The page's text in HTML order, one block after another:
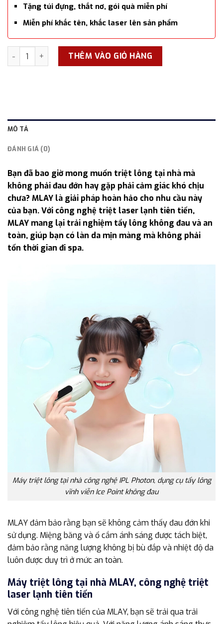
Tặng túi đựng, thắt nơ, gói quà miễn phí
Miễn phí khắc tên, khắc laser lên sản phẩm
Máy triệt lông tại nhà MLAY, công nghệ triệt laser lạnh
THÊM VÀO GIỎ HÀNG
MÔ TẢ
ĐÁNH GIÁ (0)
Bạn đã bao giờ mong muốn triệt lông tại nhà mà
không phải đau đớn hay gặp phải cảm giác khó chịu
chưa? MLAY là giải pháp hoàn hảo cho nhu cầu này
của bạn. Với công nghệ triệt laser lạnh tiên tiến,
MLAY mang lại trải nghiệm tẩy lông không đau và an
toàn, giúp bạn có làn da mịn màng mà không phải
tốn thời gian đi spa.
Máy triệt lông tại nhà công nghệ IPL Photon, dụng cụ tẩy lông
vĩnh viễn Ice Point không đau
MLAY đảm bảo rằng bạn sẽ không cảm thấy đau đớn khi
sử dụng. Miệng băng và ổ cắm ánh sáng được tách biệt,
đảm bảo rằng năng lượng không bị bù đắp và nhiệt độ da
luôn được duy trì ở mức an toàn.
Máy triệt lông tại nhà MLAY, công nghệ triệt
laser lạnh tiên tiến
Với công nghệ tiên tiến của MLAY, bạn sẽ trải qua trải